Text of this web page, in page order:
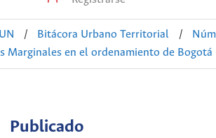
/ Bitácora Urbano Territorial /
Marginales en el ordenamiento de Bogotá
Publicado